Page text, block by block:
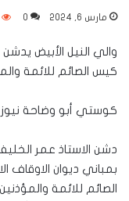
مارس 6, 2024 0
والي النيل الأبيض يدشن
كيس الصائم للائمة
كوستي أبو وضاحة نيوز
دشن الاستاذ عمر
بمباني ديوان الاوقاف
الصائم للائمة